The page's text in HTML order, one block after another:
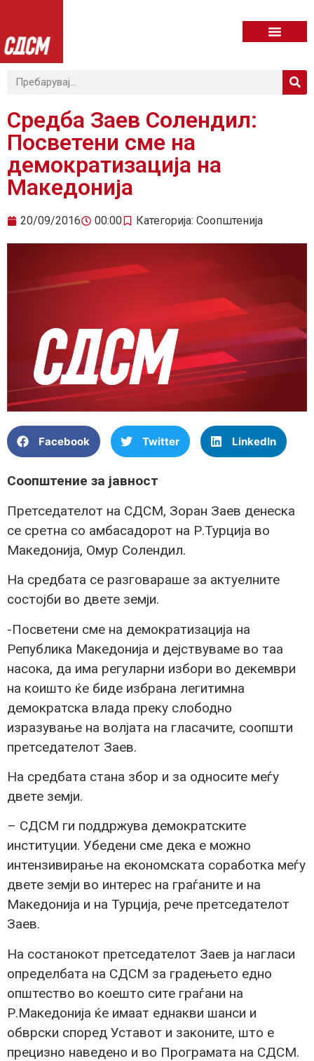
Средба Заев Солендил:
Посветени сме на
демократизација на
Македонија
20/09/2016 00:00 Категорија: Соопштенија
Facebook Twitter LinkedIn
Соопштение за јавност
Претседателот на СДСМ, Зоран Заев денеска
се сретна со амбасадорот на Р.Турција во
Македонија, Омур Солендил.
На средбата се разговараше за актуелните
состојби во двете земји.
-Посветени сме на демократизација на
Република Македонија и дејствуваме во таа
насока, да има регуларни избори во декември
на коишто ќе биде избрана легитимна
демократска влада преку слободно
изразување на волјата на гласачите, соопшти
претседателот Заев.
На средбата стана збор и за односите меѓу
двете земји.
– СДСМ ги поддржува демократските
институции. Убедени сме дека е можно
интензивирање на економската соработка меѓу
двете земји во интерес на граѓаните и на
Македонија и на Турција, рече претседателот
Заев.
На состанокот претседателот Заев ја нагласи
определбата на СДСМ за градењето едно
општество во коешто сите граѓани на
Р.Македонија ќе имаат еднакви шанси и
обврски според Уставот и законите, што е
прецизно наведено и во Програмата на СДСМ.